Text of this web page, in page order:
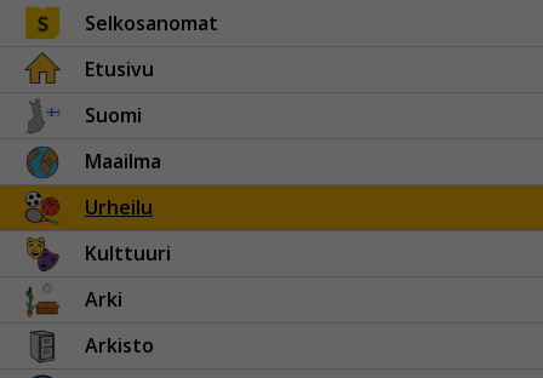
Selkosanomat
Etusivu
Suomi
Maailma
Urheilu
Kulttuuri
Arki
Arkisto